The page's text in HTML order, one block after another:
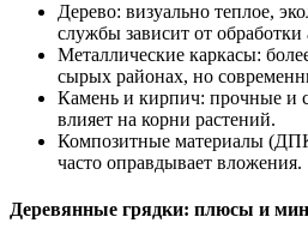
Дерево: визуально теплое,
службы зависит от
Металлические каркасы:
сырых районах, но
Камень и кирпич: прочные и
влияет на корни растений.
Композитные материалы
часто оправдывает вложения.
Деревянные грядки: плюсы и